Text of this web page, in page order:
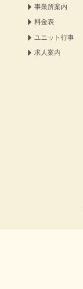
事業所案内
料金表
ユニット行事
求人案内